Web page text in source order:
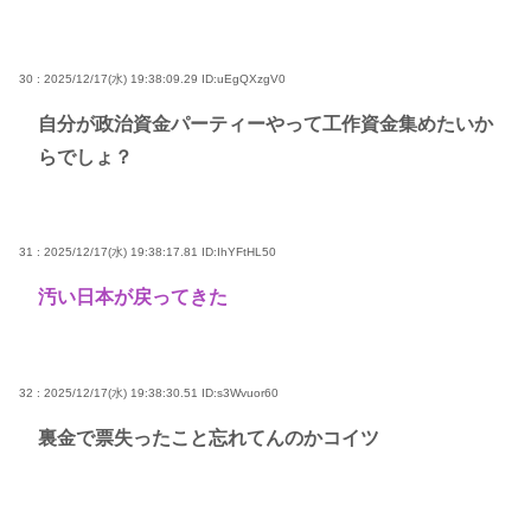
30 : 2025/12/17(水) 19:38:09.29 ID:uEgQXzgV0
自分が政治資金パーティーやって工作資金集めたいか
らでしょ？
31 : 2025/12/17(水) 19:38:17.81 ID:IhYFtHL50
汚い日本が戻ってきた
32 : 2025/12/17(水) 19:38:30.51 ID:s3Wvuor60
裏金で票失ったこと忘れてんのかコイツ